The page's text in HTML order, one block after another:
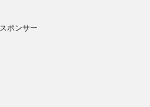
スポンサー